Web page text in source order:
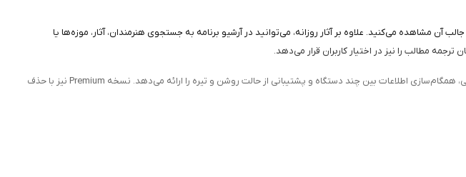
آن مشاهده می‌کنید. علاوه بر آثار روزانه، می‌توانید در آرشیو برنامه به جستجوی هنرمندان، آثار، موزه‌ها یا
DailyArt همچنین امکان ذخیره آثار موردعلاقه، اشتراک‌گذاری آن‌ها با دیگران، دریافت اعلان روزانه، استفاده از ویجت‌های صفحه اصلی، همگام‌سازی اطلاعات بین چند دستگاه و پشتیبانی از حالت روشن و تیره را ارائه می‌دهد. نسخه Premium نیز با حذف